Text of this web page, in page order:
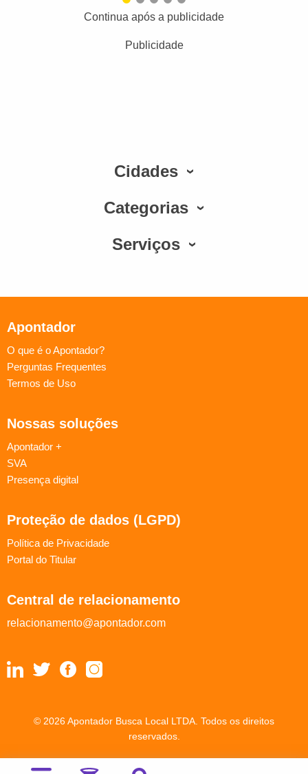
Continua após a publicidade
Publicidade
Cidades
Categorias
Serviços
Apontador
O que é o Apontador?
Perguntas Frequentes
Termos de Uso
Nossas soluções
Apontador +
SVA
Presença digital
Proteção de dados (LGPD)
Política de Privacidade
Portal do Titular
Central de relacionamento
relacionamento@apontador.com
© 2026 Apontador Busca Local LTDA. Todos os direitos
reservados.